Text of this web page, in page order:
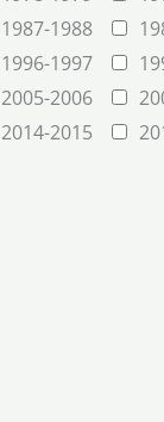
1987-1988
1996-1997
2005-2006
2014-2015